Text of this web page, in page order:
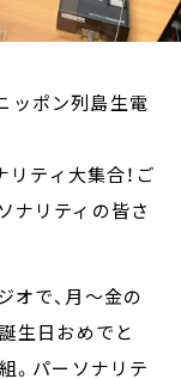
ッポン列島生電
ティ大集合！ご
ナリティの皆さ
オで、月～金の
生日おめでと
。パーソナリテ